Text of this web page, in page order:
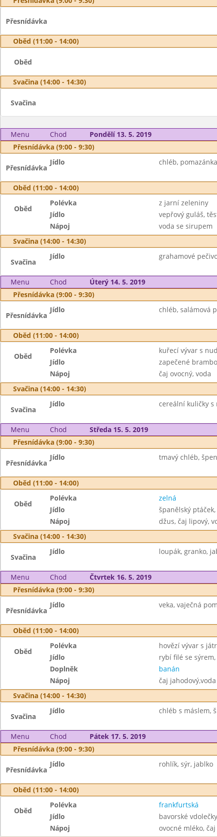
Přesnídávka
Oběd (11:00 - 14:00)
Oběd
Svačina (14:00 - 14:30)
Svačina
Menu Chod
Pondělí 13. 5. 2019
Přesnídávka (9:00 - 9:30)
Přesnídávka
Jídlo chléb,
Oběd (11:00 - 14:00)
Oběd
Polévka
z jarní zeleniny
Jídlo
vepřový guláš,
Nápoj
voda se sirupem
Svačina (14:00 - 14:30)
Svačina
Jídlo grahamové
Menu Chod
Úterý 14. 5. 2019
Přesnídávka (9:00 - 9:30)
Přesnídávka
Jídlo chléb, salámová
Oběd (11:00 - 14:00)
Oběd
Polévka
kuřecí vývar s
Jídlo
zapečené
Nápoj
čaj ovocný, voda
Svačina (14:00 - 14:30)
Svačina
Jídlo cereální kuličky s
Menu Chod
Středa 15. 5. 2019
Přesnídávka (9:00 - 9:30)
Přesnídávka
Jídlo tmavý chléb,
Oběd (11:00 - 14:00)
Oběd
Polévka
zelná
Jídlo
španělský
Nápoj
džus, čaj lipový,
Svačina (14:00 - 14:30)
Svačina
Jídlo loupák, granko,
Menu Chod
Čtvrtek 16. 5. 2019
Přesnídávka (9:00 - 9:30)
Přesnídávka
Jídlo veka, vaječná
Oběd (11:00 - 14:00)
Oběd
Polévka
hovězí vývar s
Jídlo
rybí filé se
Doplněk
banán
Nápoj
čaj jahodový,voda
Svačina (14:00 - 14:30)
Svačina
Jídlo chléb s máslem,
Menu Chod
Pátek 17. 5. 2019
Přesnídávka (9:00 - 9:30)
Přesnídávka
Jídlo rohlík, sýr, jablko
Oběd (11:00 - 14:00)
Oběd
Polévka
frankfurtská
Jídlo
bavorské vdolečky
Nápoj
ovocné mléko,